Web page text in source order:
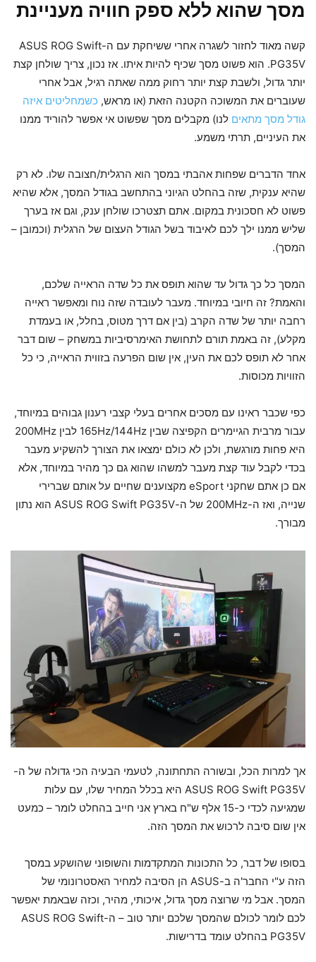
מסך שהוא ללא ספק חוויה מעניינת
קשה מאוד לחזור לשגרה אחרי ששיחקת עם ה-ASUS ROG Swift
PG35V. הוא פשוט מסך שכיף להיות איתו. אז נכון, צריך שולחן קצת
יותר גדול, ולשבת קצת יותר רחוק ממה שאתה רגיל, אבל אחרי
שעוברים את המשוכה הקטנה הזאת (או מראש, כשמחליטים איזה
גודל מסך מתאים לנו) מקבלים מסך שפשוט אי אפשר להוריד ממנו
את העיניים, תרתי משמע.
אחד הדברים שפחות אהבתי במסך הוא הרגלית/חצובה שלו. לא רק
שהיא ענקית, שזה בהחלט הגיוני בהתחשב בגודל המסך, אלא שהיא
פשוט לא חסכונית במקום. אתם תצטרכו שולחן ענק, וגם אז בערך
שליש ממנו ילך לכם לאיבוד בשל הגודל העצום של הרגלית (וכמובן –
המסך).
המסך כל כך גדול עד שהוא תופס את כל שדה הראייה שלכם,
והאמת? זה חיובי במיוחד. מעבר לעובדה שזה נוח ומאפשר ראייה
רחבה יותר של שדה הקרב (בין אם דרך מטוס, בחלל, או בעמדת
מקלע), זה באמת תורם לתחושת האימרסיביות במשחק – שום דבר
אחר לא תופס לכם את העין, אין שום הפרעה בזווית הראייה, כי כל
הזוויות מכוסות.
כפי שכבר ראינו עם מסכים אחרים בעלי קצבי רענון גבוהים במיוחד,
עבור מרבית הגיימרים הקפיצה שבין 165Hz/144Hz לבין 200MHz
היא פחות מורגשת, ולכן לא כולם ימצאו את הצורך להשקיע מעבר
בכדי לקבל עוד קצת מעבר למשהו שהוא גם כך מהיר במיוחד, אלא
אם כן אתם שחקני eSport מקצוענים שחיים על אותם שברירי
שנייה, ואז ה-200MHz של ה-ASUS ROG Swift PG35V הוא נתון
מבורך.
אך למרות הכל, ובשורה התחתונה, לטעמי הבעיה הכי גדולה של ה-
ASUS ROG Swift PG35V היא בכלל המחיר שלו, עם עלות
שמגיעה לכדי כ-15 אלף ש"ח בארץ אני חייב בהחלט לומר – כמעט
אין שום סיבה לרכוש את המסך הזה.
בסופו של דבר, כל התכונות המתקדמות והשופוני שהושקע במסך
הזה ע"י החבר'ה ב-ASUS הן הסיבה למחיר האסטרונומי של
המסך. אבל מי שרוצה מסך גדול, איכותי, מהיר, וכזה שבאמת יאפשר
לכם לומר לכולם שהמסך שלכם יותר טוב – ה-ASUS ROG Swift
PG35V בהחלט עומד בדרישות.